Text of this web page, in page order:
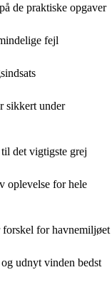
de praktiske opgaver
fejl
sikkert under
det vigtigste grej
oplevelse for hele
for havnemiljøet
udnyt vinden bedst